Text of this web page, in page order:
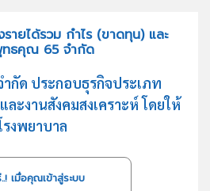
ายได้รวม กำไร (ขาดทุน) และ
ธคุณ 65 จำกัด
ด ประกอบธุรกิจประเภท
ะงานสังคมสงเคราะห์ โดยให้
งพยาบาล
เมื่อคุณเข้าสู่ระบบ